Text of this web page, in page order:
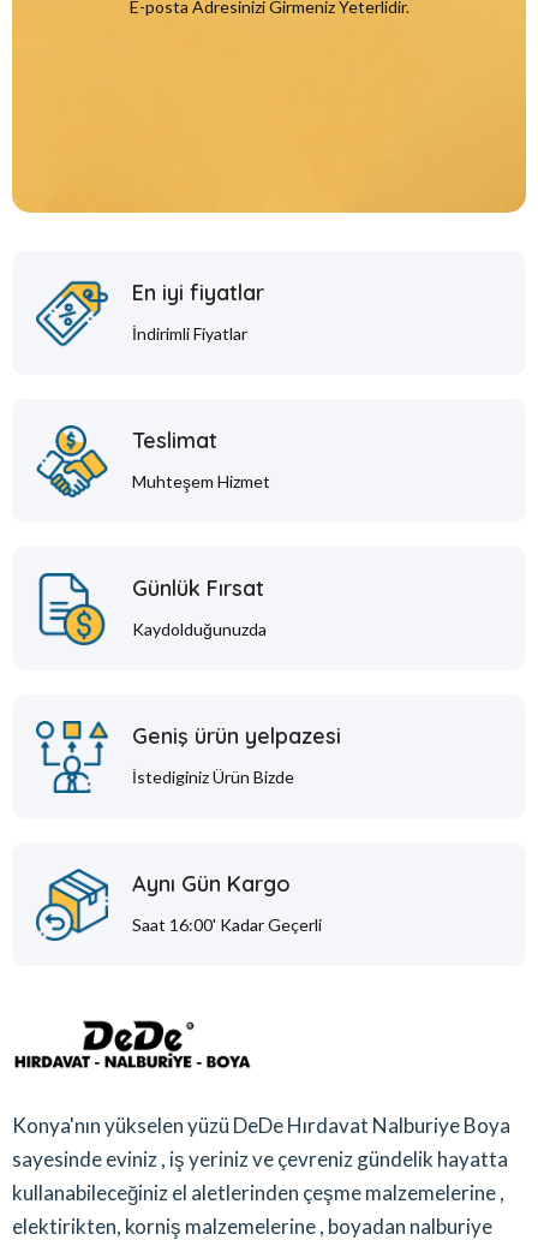
E-posta Adresinizi Girmeniz Yeterlidir.
En iyi fiyatlar
İndirimli Fiyatlar
Teslimat
Muhteşem Hizmet
Günlük Fırsat
Kaydolduğunuzda
Geniş ürün yelpazesi
İstediginiz Ürün Bizde
Aynı Gün Kargo
Saat 16:00' Kadar Geçerli
Konya'nın yükselen yüzü DeDe Hırdavat Nalburiye Boya
sayesinde eviniz , iş yeriniz ve çevreniz gündelik hayatta
kullanabileceğiniz el aletlerinden çeşme malzemelerine ,
elektirikten, korniş malzemelerine , boyadan nalburiye